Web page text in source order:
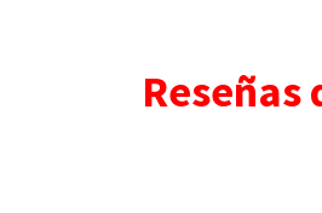
Reseñas